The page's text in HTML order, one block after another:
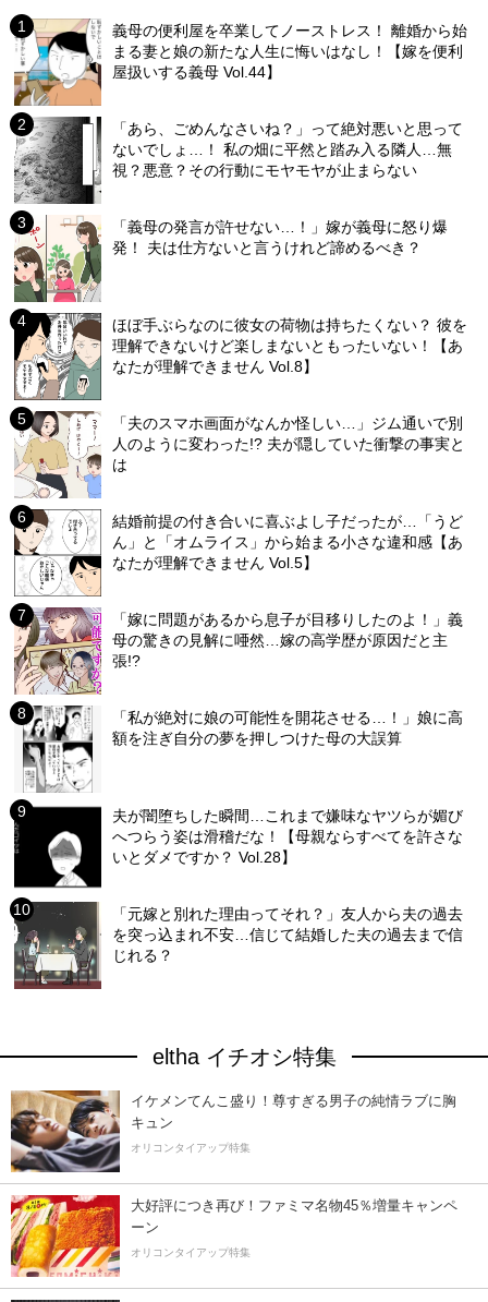
義母の便利屋を卒業してノーストレス！ 離婚から始
まる妻と娘の新たな人生に悔いはなし！【嫁を便利
屋扱いする義母 Vol.44】
「あら、ごめんなさいね？」って絶対悪いと思って
ないでしょ…！ 私の畑に平然と踏み入る隣人…無
視？悪意？その行動にモヤモヤが止まらない
「義母の発言が許せない…！」嫁が義母に怒り爆
発！ 夫は仕方ないと言うけれど諦めるべき？
ほぼ手ぶらなのに彼女の荷物は持ちたくない？ 彼を
理解できないけど楽しまないともったいない！【あ
なたが理解できません Vol.8】
「夫のスマホ画面がなんか怪しい…」ジム通いで別
人のように変わった!? 夫が隠していた衝撃の事実と
は
結婚前提の付き合いに喜ぶよし子だったが…「うど
ん」と「オムライス」から始まる小さな違和感【あ
なたが理解できません Vol.5】
「嫁に問題があるから息子が目移りしたのよ！」義
母の驚きの見解に唖然…嫁の高学歴が原因だと主
張!?
「私が絶対に娘の可能性を開花させる…！」娘に高
額を注ぎ自分の夢を押しつけた母の大誤算
夫が闇堕ちした瞬間…これまで嫌味なヤツらが媚び
へつらう姿は滑稽だな！【母親ならすべてを許さな
いとダメですか？ Vol.28】
「元嫁と別れた理由ってそれ？」友人から夫の過去
を突っ込まれ不安…信じて結婚した夫の過去まで信
じれる？
eltha イチオシ特集
イケメンてんこ盛り！尊すぎる男子の純情ラブに胸
キュン
オリコンタイアップ特集
大好評につき再び！ファミマ名物45％増量キャンペ
ーン
オリコンタイアップ特集